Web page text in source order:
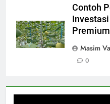
Contoh
Premium
Masim
0